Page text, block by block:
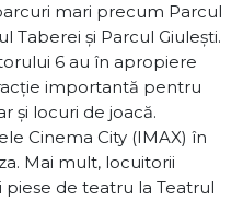
mari precum Parcul
Taberei și Parcul Giulești.
6 au în apropiere
importantă pentru
și locuri de joacă.
Cinema City (IMAX) în
Mai mult, locuitorii
de teatru la Teatrul